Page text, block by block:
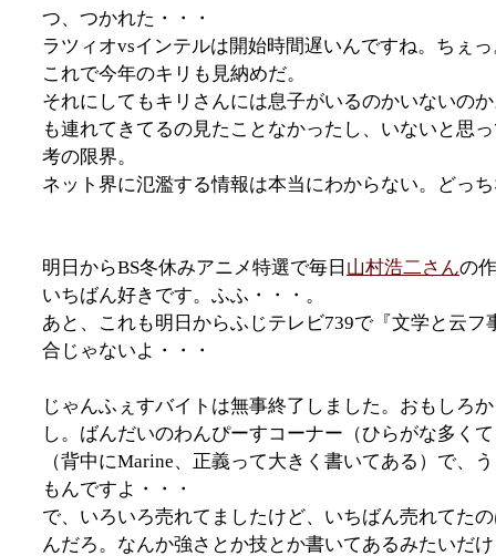
つ、つかれた・・・
ラツィオvsインテルは開始時間遅いんですね。ちぇ
これで今年のキリも見納めだ。
それにしてもキリさんには息子がいるのかいないの
も連れてきてるの見たことなかったし、いないと思
考の限界。
ネット界に氾濫する情報は本当にわからない。どっ
明日からBS冬休みアニメ特選で毎日 山村浩二さんの
いちばん好きです。ふふ・・・。
あと、これも明日からふじテレビ739で『文学と云
合じゃないよ・・・
じゃんふぇすバイトは無事終了しました。おもしろ
し。ばんだいのわんぴーすコーナー（ひらがな多く
（背中にMarine、正義って大きく書いてある）で
もんですよ・・・
で、いろいろ売れてましたけど、いちばん売れてた
んだろ。なんか強さとか技とか書いてあるみたいだ